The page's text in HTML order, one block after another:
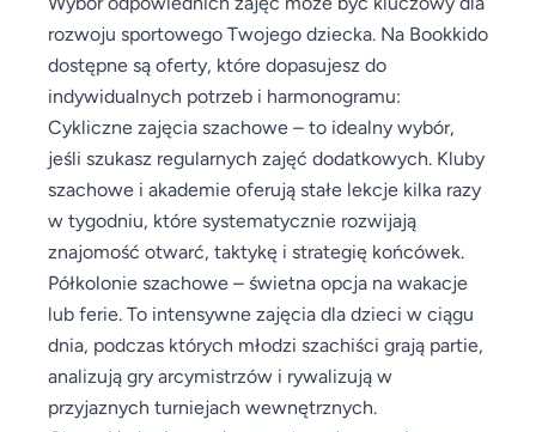
rozwoju sportowego Twojego dziecka. Na Bookkido
dostępne są oferty, które dopasujesz do
indywidualnych potrzeb i harmonogramu:
Cykliczne zajęcia szachowe – to idealny wybór,
jeśli szukasz regularnych zajęć dodatkowych. Kluby
szachowe i akademie oferują stałe lekcje kilka razy
w tygodniu, które systematycznie rozwijają
znajomość otwarć, taktykę i strategię końcówek.
Półkolonie szachowe – świetna opcja na wakacje
lub ferie. To intensywne zajęcia dla dzieci w ciągu
dnia, podczas których młodzi szachiści grają partie,
analizują gry arcymistrzów i rywalizują w
przyjaznych turniejach wewnętrznych.